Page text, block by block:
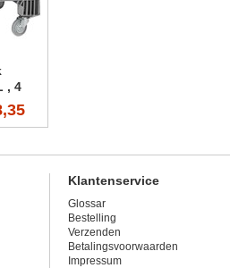
, 4
Klantenservice
Glossar
Bestelling
Verzenden
Betalingsvoorwaarden
Impressum